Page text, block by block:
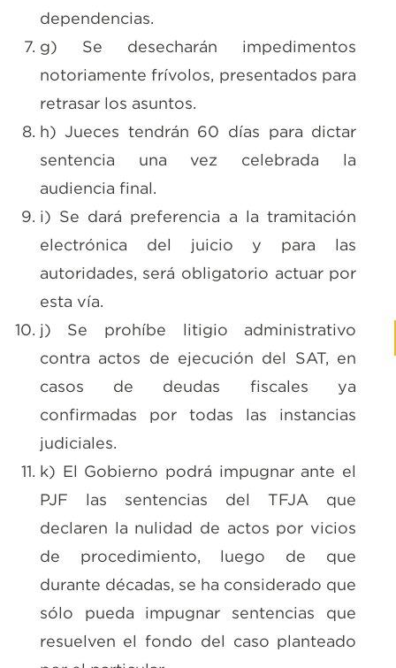
dependencias.
g) Se desecharán impedimentos
notoriamente frívolos, presentados para
retrasar los asuntos.
h) Jueces tendrán 60 días para dictar
sentencia una vez celebrada la
audiencia final.
i) Se dará preferencia a la tramitación
electrónica del juicio y para las
autoridades, será obligatorio actuar por
esta vía.
j) Se prohíbe litigio administrativo
contra actos de ejecución del SAT, en
casos de deudas fiscales ya
confirmadas por todas las instancias
judiciales.
k) El Gobierno podrá impugnar ante el
PJF las sentencias del TFJA que
declaren la nulidad de actos por vicios
de procedimiento, luego de que
durante décadas, se ha considerado que
sólo pueda impugnar sentencias que
resuelven el fondo del caso planteado